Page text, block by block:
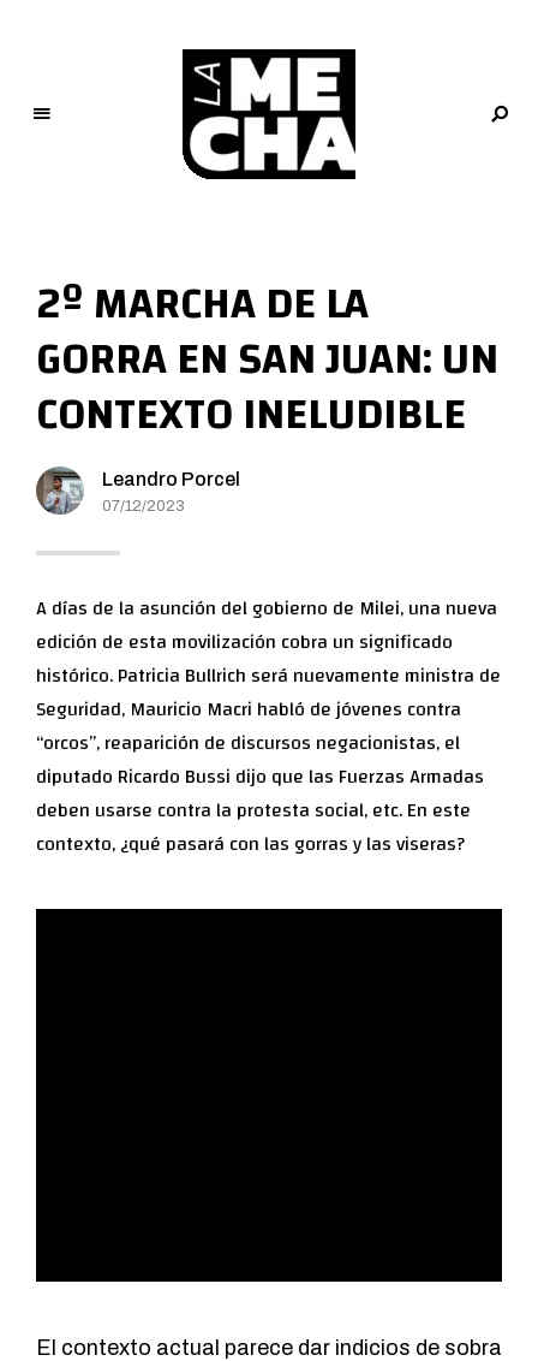
M
e
c
h
a
PERIODISMO DIGITAL
2º MARCHA DE LA
GORRA EN SAN JUAN: UN
CONTEXTO INELUDIBLE
Leandro Porcel
07/12/2023
A días de la asunción del gobierno de Milei, una nueva
edición de esta movilización cobra un significado
histórico. Patricia Bullrich será nuevamente ministra de
Seguridad, Mauricio Macri habló de jóvenes contra
“orcos”, reaparición de discursos negacionistas, el
diputado Ricardo Bussi dijo que las Fuerzas Armadas
deben usarse contra la protesta social, etc. En este
contexto, ¿qué pasará con las gorras y las viseras?
El contexto actual parece dar indicios de sobra